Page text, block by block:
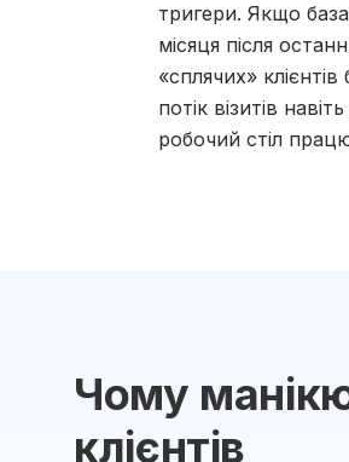
тригери. Якщо
місяця після
«сплячих»
потік візитів
робочий стіл
Чому
клієнтів